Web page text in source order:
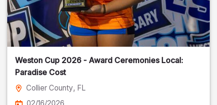
Weston Cup 2026 - Award Ceremonies Local:
Paradise Cost
Collier County, FL